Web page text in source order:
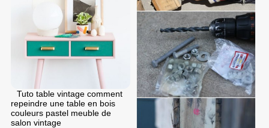
Tuto table vintage comment
repeindre une table en bois
couleurs pastel meuble de
salon vintage